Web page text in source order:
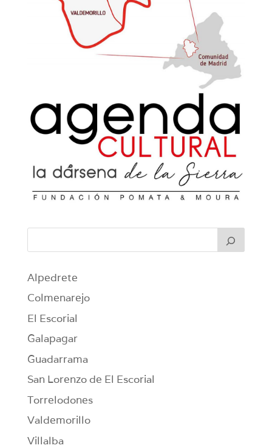
Alpedrete
Colmenarejo
El Escorial
Galapagar
Guadarrama
San Lorenzo de El Escorial
Torrelodones
Valdemorillo
Villalba